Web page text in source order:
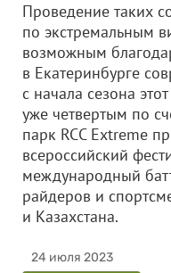
Проведение таких
по экстремальным
возможным
в Екатеринбурге
с начала сезона
уже четвертым по
парк RCC Extreme
всероссийский
международный
райдеров и
и Казахстана.
24 июля 2023